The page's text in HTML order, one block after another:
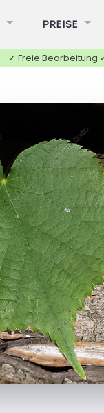
PREISE
✓ Freie Bearbeitung